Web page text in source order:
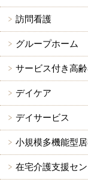
訪問看護
グループホーム
サービス付き高
デイケア
デイサービス
小規模多機能型
在宅介護支援セ